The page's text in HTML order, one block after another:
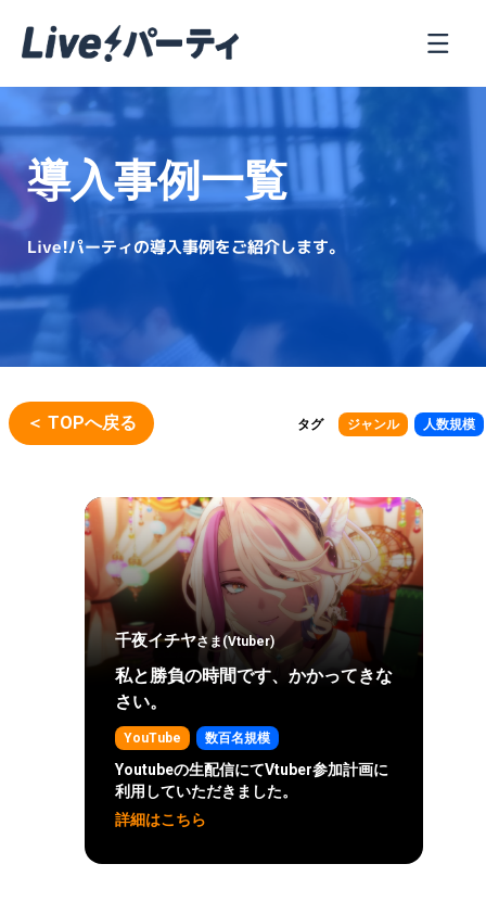
導入事例一覧
Live!パーティの導入事例をご紹介します。
＜ TOPへ戻る タグ ジャンル 人数規模
千夜イチヤさま(Vtuber)
私と勝負の時間です、かかってきな
さい。
YouTube 数百名規模
Youtubeの生配信にてVtuber参加計画に
利用していただきました。
詳細はこちら